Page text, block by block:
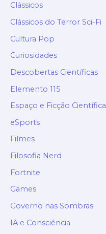
Clássicos
Clássicos do Terror Sci-Fi
Cultura Pop
Curiosidades
Descobertas Científicas
Elemento 115
Espaço e Ficção Científica
eSports
Filmes
Filosofia Nerd
Fortnite
Games
Governo nas Sombras
IA e Consciência